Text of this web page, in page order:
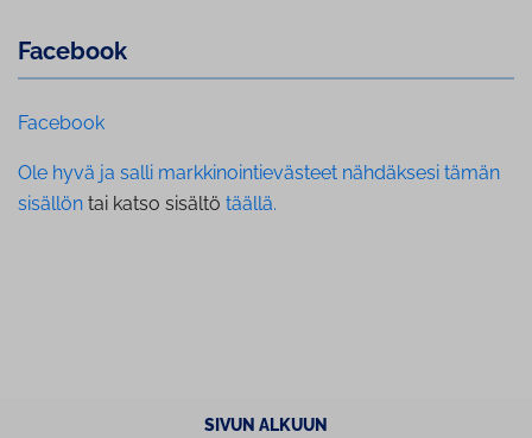
Facebook
Facebook
Ole hyvä ja salli markkinointievästeet nähdäksesi tämän
sisällön tai katso sisältö täällä.
SIVUN ALKUUN